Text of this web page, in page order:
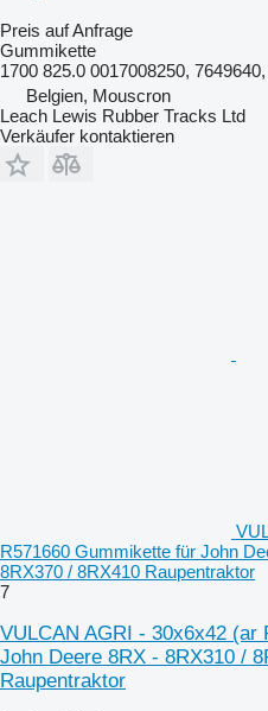
Preis auf Anfrage
Gummikette
1700 825.0 0017008250,
Belgien, Mouscron
Leach Lewis Rubber Tracks Ltd
Verkäufer kontaktieren
R571660 Gummikette für John
8RX370 / 8RX410 Raupentraktor
7
VULCAN AGRI - 30x6x42 (ar
John Deere 8RX - 8RX310 /
Raupentraktor